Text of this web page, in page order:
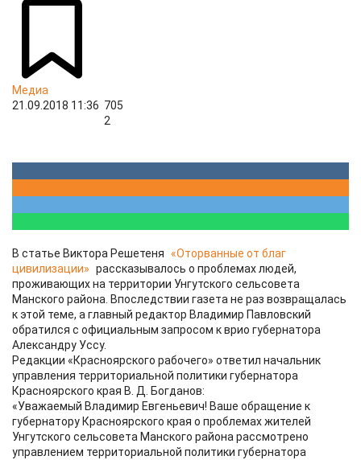
Медиа
21.09.2018 11:36 705
2
В статье Виктора Решетеня
«Оторванные от благ
цивилизации» рассказывалось о проблемах людей,
проживающих на территории Унгутского сельсовета
Манского района. Впоследствии газета не раз возвращалась
к этой теме, а главный редактор Владимир Павловский
обратился с официальным запросом к врио губернатора
Александру Уссу.
Редакции «Красноярского рабочего» ответил начальник
управления территориальной политики губернатора
Красноярского края В. Д. Богданов:
«Уважаемый Владимир Евгеньевич! Ваше обращение к
губернатору Красноярского края о проблемах жителей
Унгутского сельсовета Манского района рассмотрено
управлением территориальной политики губернатора